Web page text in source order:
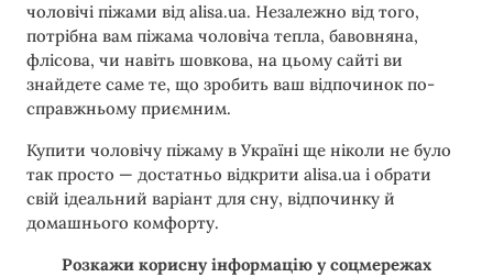
чоловічі піжами від alisa.ua. Незалежно від того,
потрібна вам піжама чоловіча тепла, бавовняна,
флісова, чи навіть шовкова, на цьому сайті ви
знайдете саме те, що зробить ваш відпочинок по-
справжньому приємним.
Купити чоловічу піжаму в Україні ще ніколи не було
так просто — достатньо відкрити alisa.ua і обрати
свій ідеальний варіант для сну, відпочинку й
домашнього комфорту.
Розкажи корисну інформацію у соцмережах